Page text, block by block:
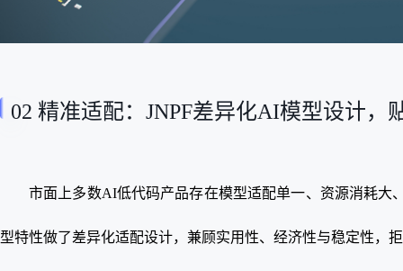
02 精准适配：JNPF差异化AI模型设计，
市面上多数AI低代码产品存在模型适配单一、资源消耗大
型特性做了差异化适配设计，兼顾实用性、经济性与稳定性，